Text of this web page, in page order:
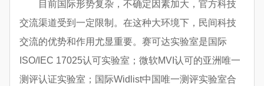
目前国际形势复杂，不确定因素加大，官方科技
交流渠道受到一定限制。在这种大环境下，民间科技
交流的优势和作用尤显重要。赛可达实验室是国际
ISO/IEC 17025认可实验室；微软MVI认可的亚洲唯一
测评认证实验室；国际Widlist中国唯一测评实验室合